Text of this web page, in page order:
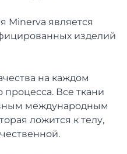
Minerva является
изделий
на каждом
процесса. Все ткани
международным
ложится к телу,